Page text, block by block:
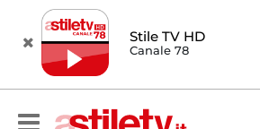
Stile TV HD
Canale 78